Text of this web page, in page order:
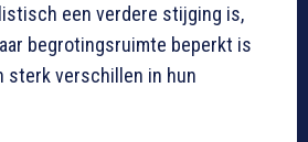
een verdere stijging is,
begrotingsruimte beperkt is
sterk verschillen in hun